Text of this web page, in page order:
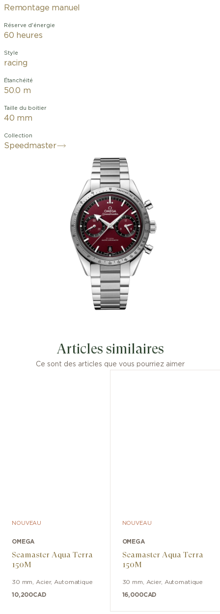
Remontage manuel
Réserve d'énergie
60 heures
Style
racing
Étanchéité
50.0 m
Taille du boitier
40 mm
Collection
Speedmaster
Articles similaires
Ce sont des articles que vous pourriez aimer
NOUVEAU
OMEGA
Seamaster Aqua Terra
150M
30 mm Acier, Automatique
10,200CAD
NOUVEAU
OMEGA
Seamaster Aqua Terra
150M
30 mm Acier, Automatique
16,000CAD